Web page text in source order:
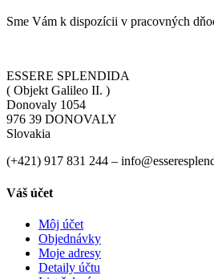
Sme Vám k dispozícii v pracovných
ESSERE SPLENDIDA
( Objekt Galileo II. )
Donovaly 1054
976 39 DONOVALY
Slovakia
(+421) 917 831 244 –
Váš účet
Môj účet
Objednávky
Moje adresy
Detaily účtu